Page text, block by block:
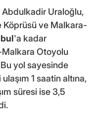
Abdulkadir Uraloğlu,
Köprüsü ve Malkara-
'a kadar
Malkara Otoyolu
Bu yol sayesinde
1 saatin altına,
süresi ise 3,5